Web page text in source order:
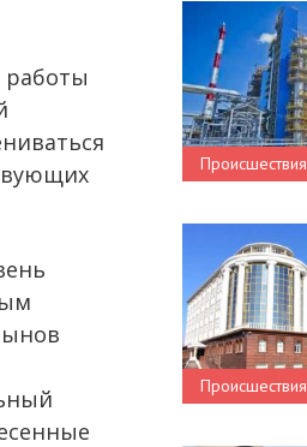
работы
Происшествия
Происшествия